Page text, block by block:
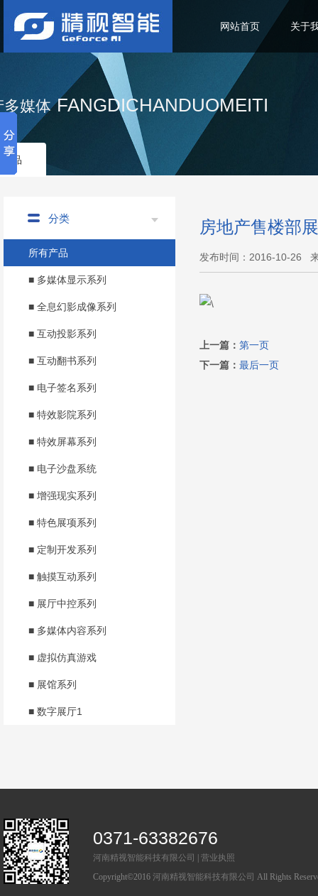
网站首页 关于
多媒体 FANGDICHANDUOMEITI
品
分类
所有产品
■ 多媒体显示系列
■ 全息幻影成像系列
■ 互动投影系列
■ 互动翻书系列
■ 电子签名系列
■ 特效影院系列
■ 特效屏幕系列
■ 电子沙盘系统
■ 增强现实系列
■ 特色展项系列
■ 定制开发系列
■ 触摸互动系列
■ 展厅中控系列
■ 多媒体内容系列
■ 虚拟仿真游戏
■ 展馆系列
■ 数字展厅1
房地产售楼部
发布时间：2016-10-26
上一篇： 第一页
下一篇： 最后一页
0371-63382676
河南精视智能科技有限公司
营业执照
Copyright©2016 河南精视智能科技有限公司 All Rights